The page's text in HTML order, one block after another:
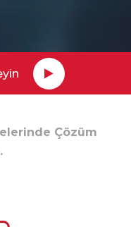
Çözüm